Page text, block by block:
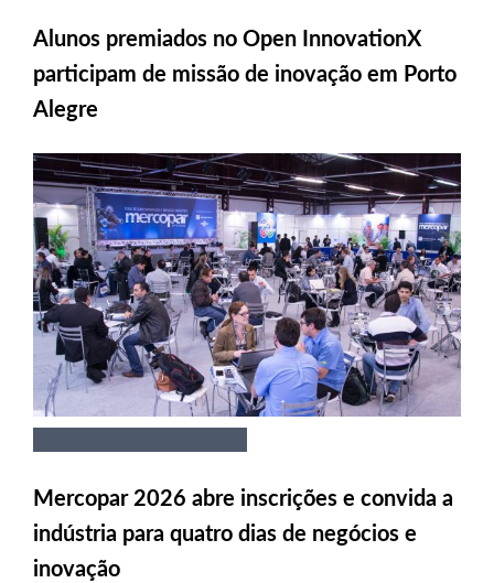
Alunos premiados no Open InnovationX
participam de missão de inovação em Porto
Alegre
Mercopar 2026 abre inscrições e convida a
indústria para quatro dias de negócios e
inovação